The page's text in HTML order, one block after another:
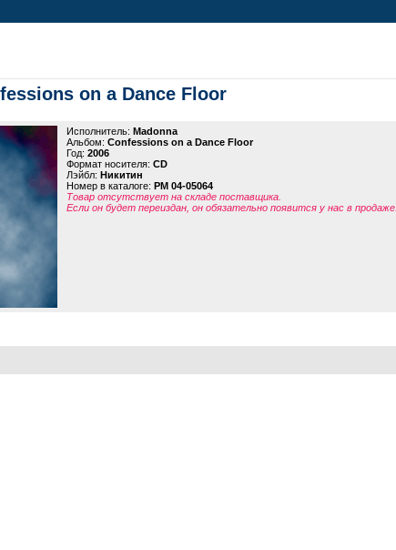
on a Dance Floor
Исполнитель: Madonna
Альбом: Confessions on a Dance Floor
Год: 2006
Формат носителя: CD
Лэйбл: Никитин
Номер в каталоге: PM 04-05064
Товар отсутствует на складе поставщика.
Если он будет переиздан, он обязательно появится у нас в продаже.